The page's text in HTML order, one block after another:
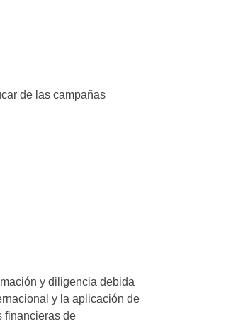
de las campañas
y diligencia debida
y la aplicación de
financieras de